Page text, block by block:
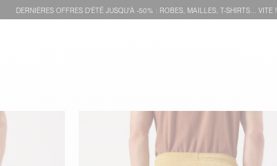
DERNIÈRES OFFRES D'ÉTÊ JUSQU'À -50% : ROBES, MAILLES, T-SHIRTS... VITE !